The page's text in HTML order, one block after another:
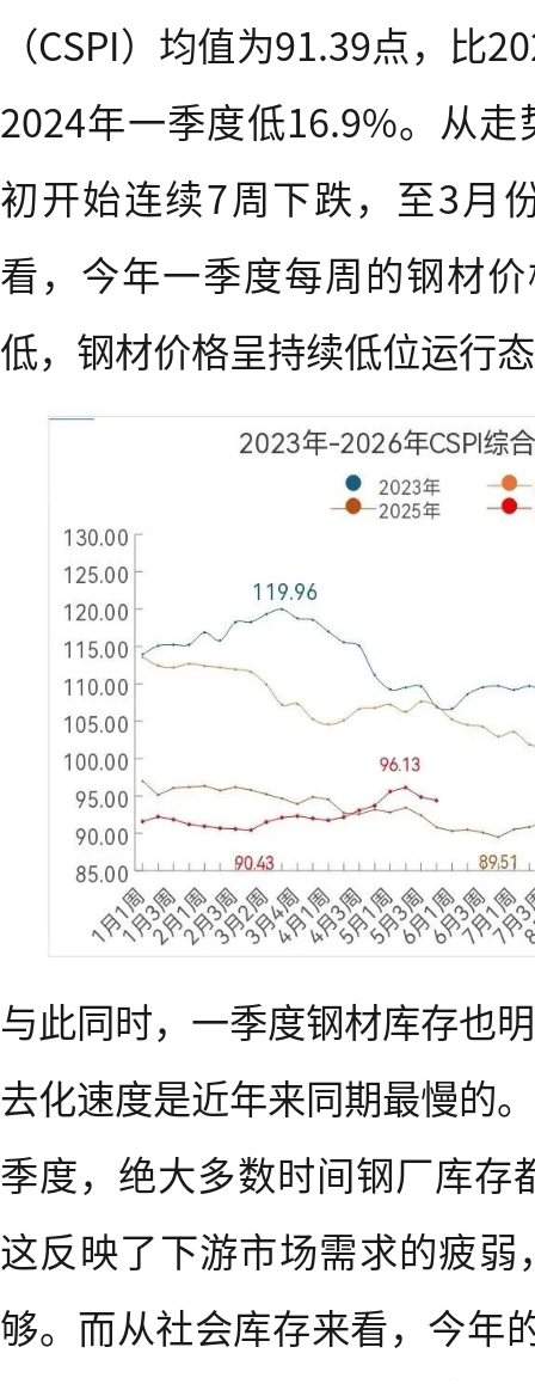
（CSPI）均值为91.39点，比
2024年一季度低16.9%。从
初开始连续7周下跌，至3月
看，今年一季度每周的钢材
低，钢材价格呈持续低位运行
与此同时，一季度钢材库存也
去化速度是近年来同期最慢的
季度，绝大多数时间钢厂库存
这反映了下游市场需求的疲
够。而从社会库存来看，今年